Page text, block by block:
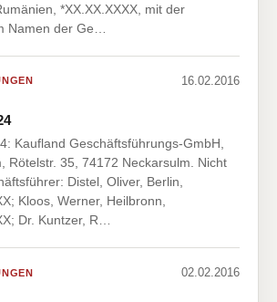
*XX.XX.XXXX, mit der
Namen der Ge…
16.02.2016
Kaufland Geschäftsführungs-GmbH,
Rötelstr. 35, 74172 Neckarsulm. Nicht
Distel, Oliver, Berlin,
Kloos, Werner, Heilbronn,
Dr. Kuntzer, R…
02.02.2016